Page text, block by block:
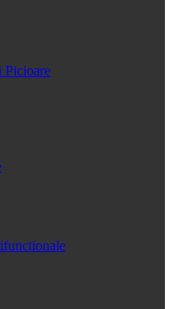
Picioare